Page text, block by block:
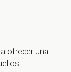
ofrecer una